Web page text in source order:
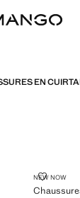
EN CUIR
NEW NOW